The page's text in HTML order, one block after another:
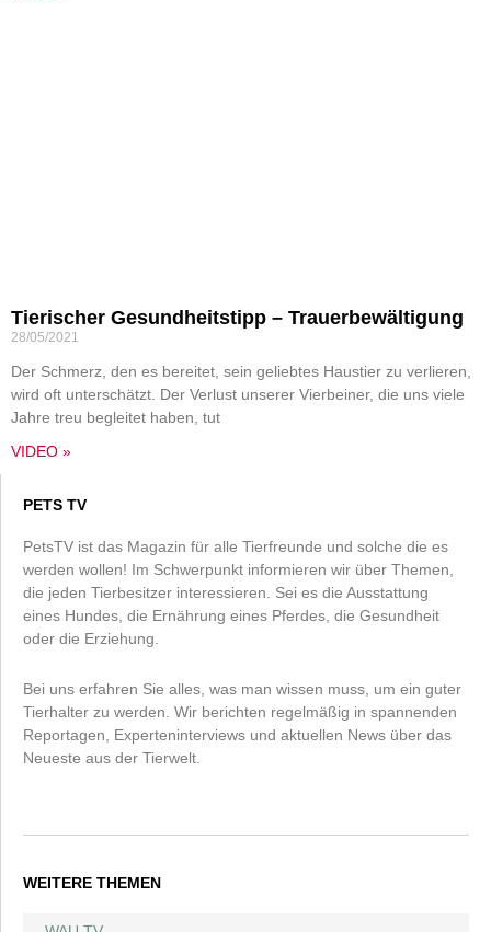
Tierischer Gesundheitstipp – Trauerbewältigung
28/05/2021
Der Schmerz, den es bereitet, sein geliebtes Haustier zu verlieren,
wird oft unterschätzt. Der Verlust unserer Vierbeiner, die uns viele
Jahre treu begleitet haben, tut
VIDEO »
PETS TV
PetsTV ist das Magazin für alle Tierfreunde und solche die es
werden wollen! Im Schwerpunkt informieren wir über Themen,
die jeden Tierbesitzer interessieren. Sei es die Ausstattung
eines Hundes, die Ernährung eines Pferdes, die Gesundheit
oder die Erziehung.
Bei uns erfahren Sie alles, was man wissen muss, um ein guter
Tierhalter zu werden. Wir berichten regelmäßig in spannenden
Reportagen, Experteninterviews und aktuellen News über das
Neueste aus der Tierwelt.
WEITERE THEMEN